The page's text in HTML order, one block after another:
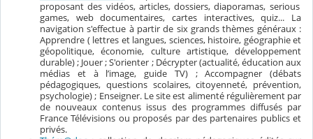
proposant des vidéos, articles, dossiers, diaporamas, serious
games, web documentaires, cartes interactives, quiz... La
navigation s'effectue à partir de six grands thèmes généraux :
Apprendre ( lettres et langues, sciences, histoire, géographie et
géopolitique, économie, culture artistique, développement
durable) ; Jouer ; S'orienter ; Décrypter (actualité, éducation aux
médias et à l’image, guide TV) ; Accompagner (débats
pédagogiques, questions scolaires, citoyenneté, prévention,
psychologie) ; Enseigner. Le site est alimenté régulièrement par
de nouveaux contenus issus des programmes diffusés par
France Télévisions ou proposés par des partenaires publics et
privés.